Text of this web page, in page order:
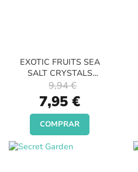
EXOTIC FRUITS SEA
SALT CRYSTALS
MOONLIGHT BATH
Special
Price
7,95 €
9,94 €
COMPRAR